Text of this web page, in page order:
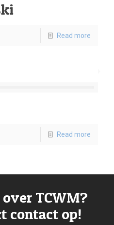
Read more
Read more
TCWM?
contact op!